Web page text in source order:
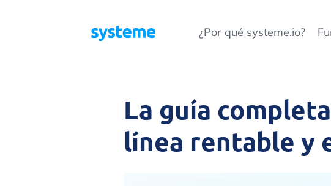
¿Por qué systeme.io?
La guía
línea rentable y